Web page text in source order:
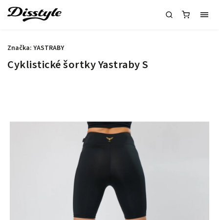
Cyklistické šortky Yastraby S
Značka: YASTRABY